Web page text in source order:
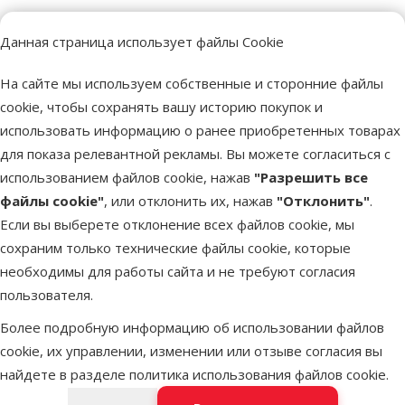
Данная страница использует файлы Cookie
На сайте мы используем собственные и сторонние файлы
cookie, чтобы сохранять вашу историю покупок и
использовать информацию о ранее приобретенных товарах
для показа релевантной рекламы. Вы можете согласиться с
использованием файлов cookie, нажав "Разрешить все
файлы cookie", или отклонить их, нажав "Отклонить".
Если вы выберете отклонение всех файлов cookie, мы
сохраним только технические файлы cookie, которые
необходимы для работы сайта и не требуют согласия
пользователя.
Более подробную информацию об использовании файлов
cookie, их управлении, изменении или отзыве согласия вы
найдете в разделе политика использования файлов cookie.
Более 40 магазинов в Латвии
Напиши нам
eveikals@dinozoo.lv Пн.–Пт. 9:00 – 17:00
Свяжись с нами
Открыть чат
Посети
один из наших магазинов
Меню в футере
Информация о компании